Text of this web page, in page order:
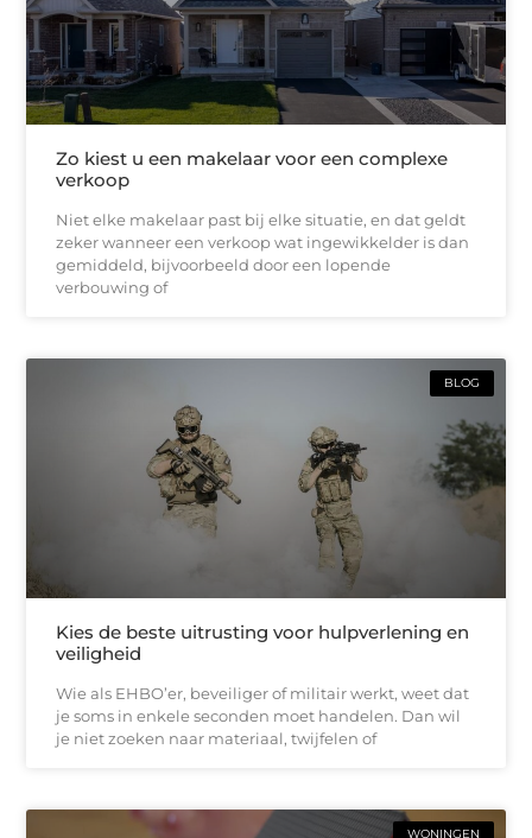
Zo kiest u een makelaar voor een complexe
verkoop
Niet elke makelaar past bij elke situatie, en dat geldt
zeker wanneer een verkoop wat ingewikkelder is dan
gemiddeld, bijvoorbeeld door een lopende
verbouwing of
BLOG
Kies de beste uitrusting voor hulpverlening en
veiligheid
Wie als EHBO’er, beveiliger of militair werkt, weet dat
je soms in enkele seconden moet handelen. Dan wil
je niet zoeken naar materiaal, twijfelen of
WONINGEN